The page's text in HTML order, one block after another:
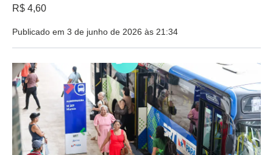
R$ 4,60
Publicado em 3 de junho de 2026 às 21:34